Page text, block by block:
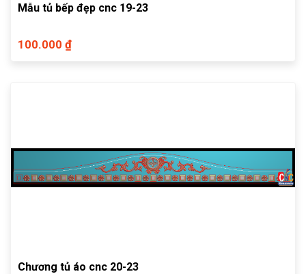
Mẫu tủ bếp đẹp cnc 19-23
100.000 ₫
Chương tủ áo cnc 20-23